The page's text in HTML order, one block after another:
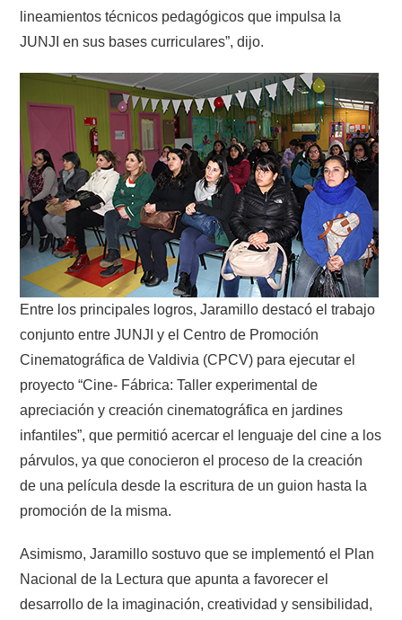
lineamientos técnicos pedagógicos que impulsa la
JUNJI en sus bases curriculares”, dijo.
Entre los principales logros, Jaramillo destacó el trabajo
conjunto entre JUNJI y el Centro de Promoción
Cinematográfica de Valdivia (CPCV) para ejecutar el
proyecto “Cine- Fábrica: Taller experimental de
apreciación y creación cinematográfica en jardines
infantiles”, que permitió acercar el lenguaje del cine a los
párvulos, ya que conocieron el proceso de la creación
de una película desde la escritura de un guion hasta la
promoción de la misma.
Asimismo, Jaramillo sostuvo que se implementó el Plan
Nacional de la Lectura que apunta a favorecer el
desarrollo de la imaginación, creatividad y sensibilidad,